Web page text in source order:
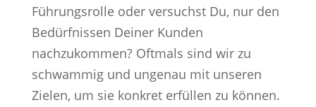
Führungsrolle oder versuchst Du, nur den
Bedürfnissen Deiner Kunden
nachzukommen? Oftmals sind wir zu
schwammig und ungenau mit unseren
Zielen, um sie konkret erfüllen zu können.